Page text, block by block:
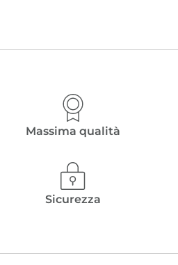
Massima qualità
Sicurezza